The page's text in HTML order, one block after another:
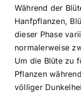
Während der
Hanfpflanzen,
dieser Phase
normalerweise
Um die Blüte zu
Pflanzen
völliger